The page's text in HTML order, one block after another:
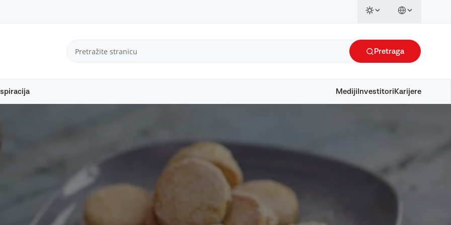
Pretraga
Mediji Investitori Karijere